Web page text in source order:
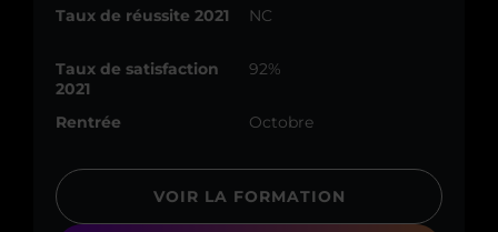
Taux de réussite 2021 NC
Taux de satisfaction
2021
92%
Rentrée Octobre
VOIR LA FORMATION